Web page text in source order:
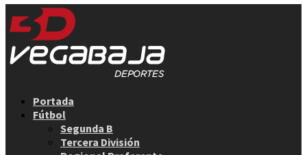
Portada
Fútbol
Segunda B
Tercera División